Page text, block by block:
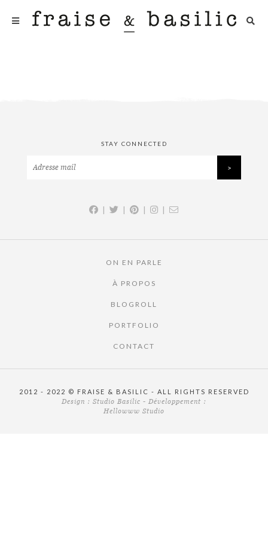
STAY CONNECTED
| | | |
ON EN PARLE
À PROPOS
BLOGROLL
PORTFOLIO
CONTACT
2012 - 2022 © FRAISE & BASILIC - ALL RIGHTS RESERVED
Design : Studio Basilic - Développement :
Hellowww Studio